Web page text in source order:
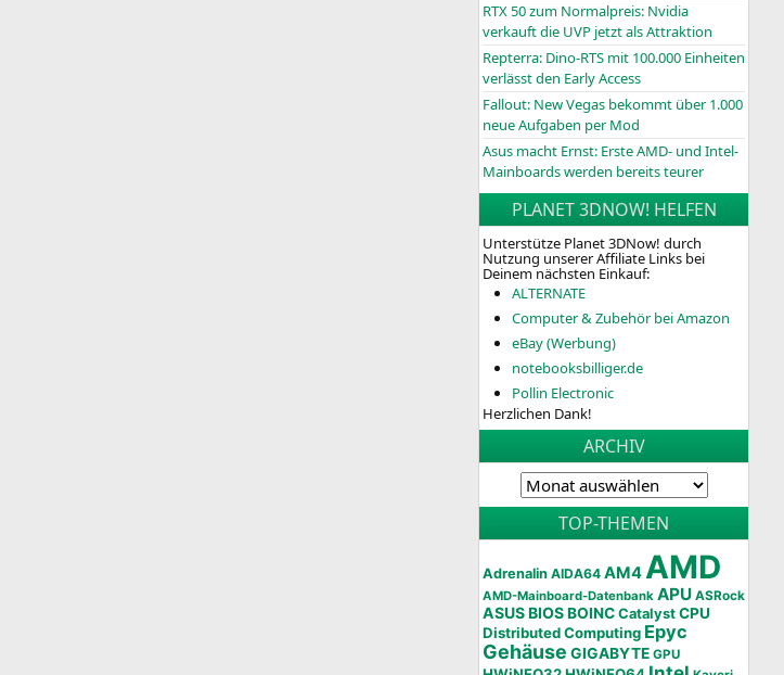
RTX 50 zum Normalpreis: Nvidia
verkauft die UVP jetzt als Attraktion
Repterra: Dino-RTS mit 100.000 Einheiten
verlässt den Early Access
Fallout: New Vegas bekommt über 1.000
neue Aufgaben per Mod
Asus macht Ernst: Erste AMD- und Intel-
Mainboards werden bereits teurer
PLANET 3DNOW! HELFEN
Unterstütze Planet 3DNow! durch
Nutzung unserer Affiliate Links bei
Deinem nächsten Einkauf:
ALTERNATE
Computer & Zubehör bei Amazon
eBay (Werbung)
notebooksbilliger.de
Pollin Electronic
Herzlichen Dank!
ARCHIV
TOP-THEMEN
Adrenalin AIDA64 AM4AMD
AMD-Mainboard-Datenbank APU ASRock
ASUSBIOSBOINC Catalyst CPU
Distributed Computing Epyc
Gehäuse GIGABYTE GPU